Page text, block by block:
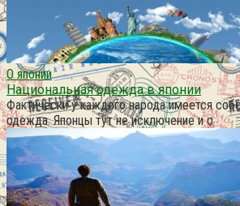
О японии
Национальная одежда в японии
Фактически у каждого народа имеется
одежда. Японцы тут не исключение и о